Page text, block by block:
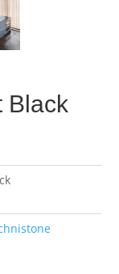
Black